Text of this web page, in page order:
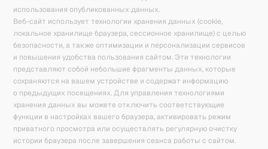
использования опубликованных данных.
Веб-сайт использует технологии хранения данных (cookie,
локальное хранилище браузера, сессионное хранилище) с целью
безопасности, а также оптимизации и персонализации сервисов
и повышения удобства пользования сайтом. Эти технологии
представляют собой небольшие фрагменты данных, которые
сохраняются на вашем устройстве и содержат информацию
о предыдущих посещениях. Для управления технологиями
хранения данных вы можете отключить соответствующие
функции в настройках вашего браузера, активировать режим
приватного просмотра или осуществлять регулярную очистку
истории браузера после завершения сеанса работы с сайтом.